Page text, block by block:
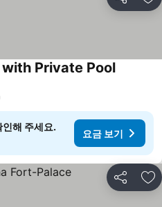
공유 즐
Private Pool
해 주세요.
요금 보기
공유 즐